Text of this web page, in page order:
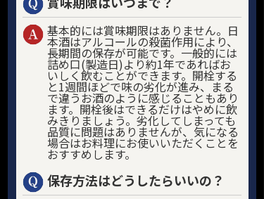
基本的には賞味期限はありません。日
本酒はアルコールの殺菌作用により、
長期間の保存が可能です。一般的には
詰め口(製造日)より約1年であればお
いしく飲むことができます。開栓する
と1週間ほどで味の劣化が進み、まる
で違うお酒のように感じることもあり
ます。開栓後はできるだけはやめに飲
みきりましょう。劣化してしまっても
品質に問題はありませんが、気になる
場合はお料理にお使いいただくことを
おすすめします。
保存方法はどうしたらいいの？